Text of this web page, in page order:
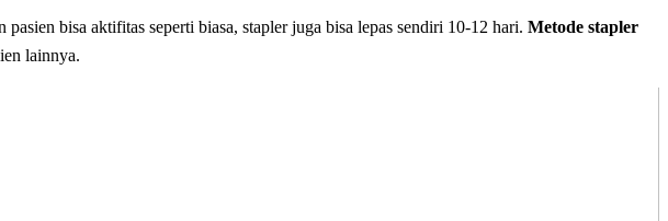
bisa aktifitas seperti biasa, stapler juga bisa lepas sendiri 10-12 hari. Metode stapler
lainnya.